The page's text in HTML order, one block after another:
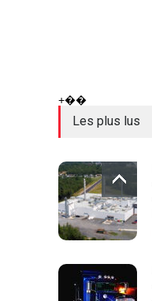
+��
Les plus lus